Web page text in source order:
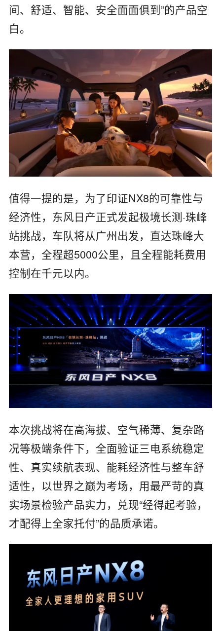
间、舒适、智能、安全面面俱到”的产品空
白。
值得一提的是，为了印证NX8的可靠性与
经济性，东风日产正式发起极境长测·珠峰
站挑战，车队将从广州出发，直达珠峰大
本营，全程超5000公里，且全程能耗费用
控制在千元以内。
本次挑战将在高海拔、空气稀薄、复杂路
况等极端条件下，全面验证三电系统稳定
性、真实续航表现、能耗经济性与整车舒
适性，以世界之巅为考场，用最严苛的真
实场景检验产品实力，兑现“经得起考验，
才配得上全家托付”的品质承诺。